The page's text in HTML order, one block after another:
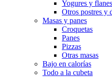
Yogures y flanes
Otros postres y
Masas y panes
Croquetas
Panes
Pizzas
Otras masas
Bajo en calorías
Todo a la cubeta